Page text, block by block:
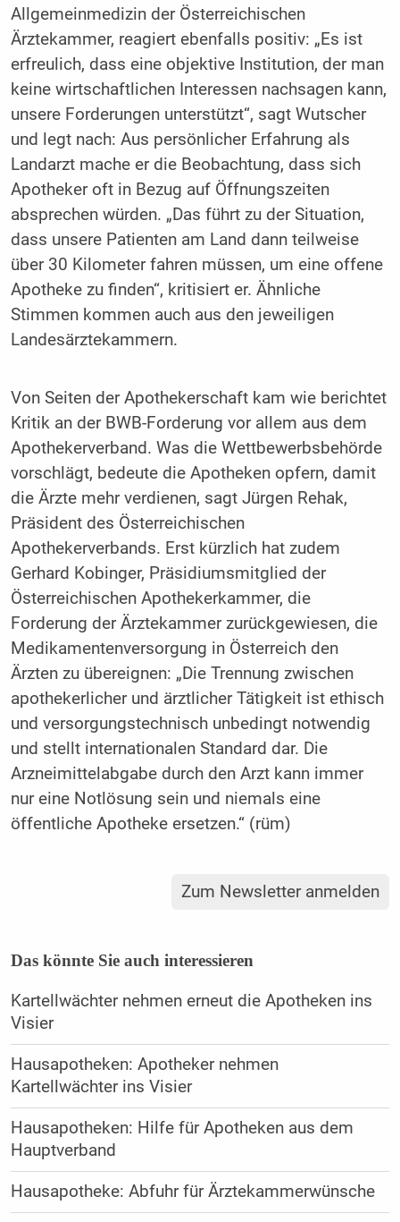
Allgemeinmedizin der Österreichischen
Ärztekammer, reagiert ebenfalls positiv: „Es ist
erfreulich, dass eine objektive Institution, der man
keine wirtschaftlichen Interessen nachsagen kann,
unsere Forderungen unterstützt“, sagt Wutscher
und legt nach: Aus persönlicher Erfahrung als
Landarzt mache er die Beobachtung, dass sich
Apotheker oft in Bezug auf Öffnungszeiten
absprechen würden. „Das führt zu der Situation,
dass unsere Patienten am Land dann teilweise
über 30 Kilometer fahren müssen, um eine offene
Apotheke zu finden“, kritisiert er. Ähnliche
Stimmen kommen auch aus den jeweiligen
Landesärztekammern.
Von Seiten der Apothekerschaft kam wie berichtet
Kritik an der BWB-Forderung vor allem aus dem
Apothekerverband. Was die Wettbewerbsbehörde
vorschlägt, bedeute die Apotheken opfern, damit
die Ärzte mehr verdienen, sagt Jürgen Rehak,
Präsident des Österreichischen
Apothekerverbands. Erst kürzlich hat zudem
Gerhard Kobinger, Präsidiumsmitglied der
Österreichischen Apothekerkammer, die
Forderung der Ärztekammer zurückgewiesen, die
Medikamentenversorgung in Österreich den
Ärzten zu übereignen: „Die Trennung zwischen
apothekerlicher und ärztlicher Tätigkeit ist ethisch
und versorgungstechnisch unbedingt notwendig
und stellt internationalen Standard dar. Die
Arzneimittelabgabe durch den Arzt kann immer
nur eine Notlösung sein und niemals eine
öffentliche Apotheke ersetzen.“ (rüm)
Zum Newsletter anmelden
Das könnte Sie auch interessieren
Kartellwächter nehmen erneut die Apotheken ins
Visier
Hausapotheken: Apotheker nehmen
Kartellwächter ins Visier
Hausapotheken: Hilfe für Apotheken aus dem
Hauptverband
Hausapotheke: Abfuhr für Ärztekammerwünsche